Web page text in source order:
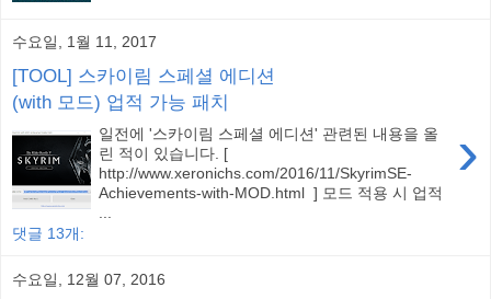
수요일, 1월 11, 2017
[TOOL] 스카이림 스페셜 에디션
(with 모드) 업적 가능 패치
›
일전에 '스카이림 스페셜 에디션' 관련된 내용을 올
린 적이 있습니다. [
http://www.xeronichs.com/2016/11/SkyrimSE-
Achievements-with-MOD.html ] 모드 적용 시 업적
...
댓글 13개:
수요일, 12월 07, 2016